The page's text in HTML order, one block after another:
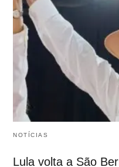
NOTÍCIAS
Lula volta a São